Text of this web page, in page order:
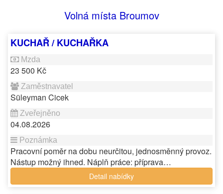
Volná místa Broumov
KUCHAŘ / KUCHAŘKA
23 500 Kč
Süleyman Cicek
04.08.2026
Pracovní poměr na dobu neurčitou, jednosměnný provoz.
Nástup možný ihned. Náplň práce: příprava…
Detail nabídky